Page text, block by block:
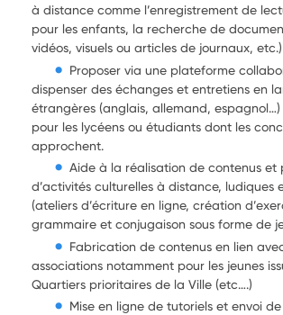
à distance comme l’enregistrement de
pour les enfants, la recherche de
vidéos, visuels ou articles de journaux, etc.)
Proposer via une plateforme
dispenser des échanges et entretiens en
étrangères (anglais, allemand,
pour les lycéens ou étudiants dont les
approchent.
Aide à la réalisation de contenus et
d’activités culturelles à distance, ludiques
(ateliers d’écriture en ligne, création
grammaire et conjugaison sous forme de
Fabrication de contenus en lien
associations notamment pour les jeunes
Quartiers prioritaires de la Ville (etc….)
Mise en ligne de tutoriels et envoi